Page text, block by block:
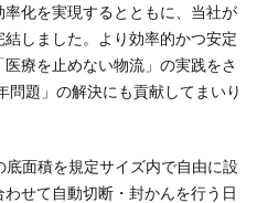
化を実現するとともに、当社が
しました。より効率的かつ安定
療を止めない物流」の実践をさ
問題」の解決にも貢献してまいり
底面積を規定サイズ内で自由に設
せて自動切断・封かんを行う日